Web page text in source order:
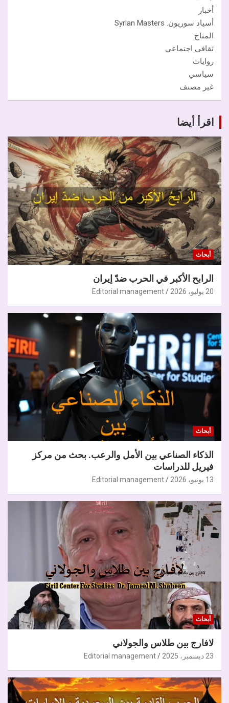
أخبار
أسياد سوريون. Syrian Masters
المناخ
ثقافي اجتماعي
روايات
سياسي
غير مصنف
اقرأ أيضا
أبحاث
الرابح الأكبر في الحرب ضدّ إيران
20 يوليو، 2026 Editorial management
أبحاث
الذكاء الصناعي بين الأمل والرعب. بحث من مركز
فيريل للدراسات
13 يونيو، 2026 Editorial management
أبحاث
لافارج بين طلاس والجولاني
23 ديسمبر، 2025 Editorial management